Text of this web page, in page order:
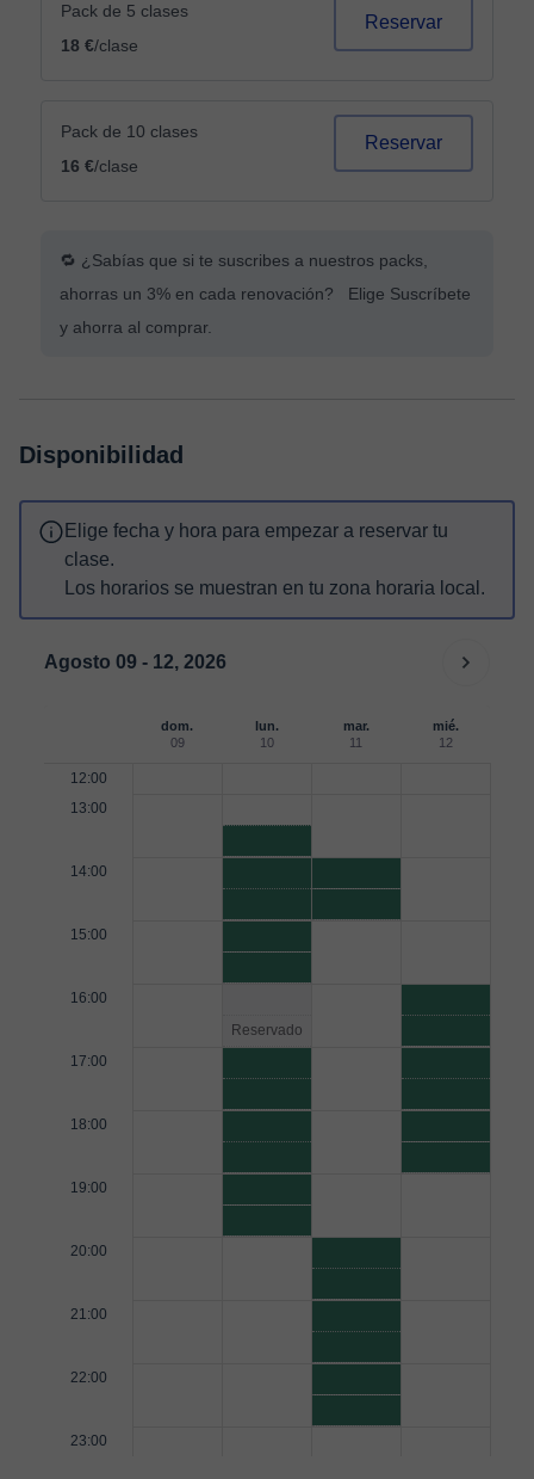
Pack de 5 clases
18 €/clase
Reservar
Pack de 10 clases
16 €/clase
Reservar
🔁 ¿Sabías que si te suscribes a nuestros packs,
ahorras un 3% en cada renovación? Elige Suscríbete
y ahorra al comprar.
Disponibilidad
Elige fecha y hora para empezar a reservar tu
clase.
Los horarios se muestran en tu zona horaria local.
Agosto 09 - 12, 2026
dom.
09
lun.
10
mar.
11
mié.
12
12:00
13:00
14:00
15:00
16:00
Reservado
17:00
18:00
19:00
20:00
21:00
22:00
23:00